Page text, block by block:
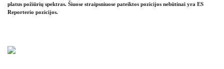
platus požiūrių spektras. Šiuose straipsniuose pateiktos pozicijos nebūtinai yra ES
Reporterio pozicijos.